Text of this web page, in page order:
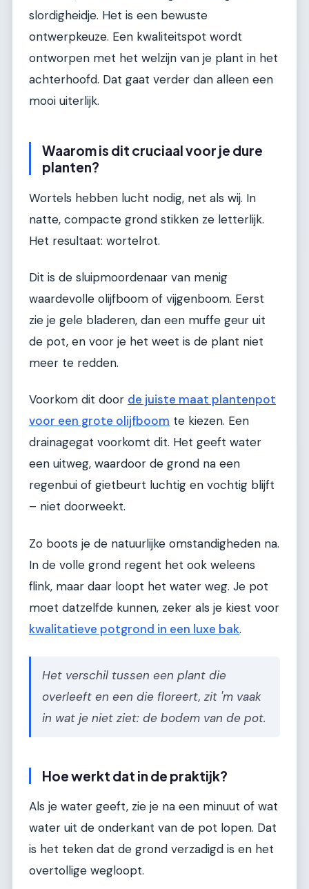
slordigheidje. Het is een bewuste
ontwerpkeuze. Een kwaliteitspot wordt
ontworpen met het welzijn van je plant in het
achterhoofd. Dat gaat verder dan alleen een
mooi uiterlijk.
Waarom is dit cruciaal voor je dure
planten?
Wortels hebben lucht nodig, net als wij. In
natte, compacte grond stikken ze letterlijk.
Het resultaat: wortelrot.
Dit is de sluipmoordenaar van menig
waardevolle olijfboom of vijgenboom. Eerst
zie je gele bladeren, dan een muffe geur uit
de pot, en voor je het weet is de plant niet
meer te redden.
Voorkom dit door de juiste maat plantenpot
voor een grote olijfboom te kiezen. Een
drainagegat voorkomt dit. Het geeft water
een uitweg, waardoor de grond na een
regenbui of gietbeurt luchtig en vochtig blijft
– niet doorweekt.
Zo boots je de natuurlijke omstandigheden na.
In de volle grond regent het ook weleens
flink, maar daar loopt het water weg. Je pot
moet datzelfde kunnen, zeker als je kiest voor
kwalitatieve potgrond in een luxe bak.
Het verschil tussen een plant die
overleeft en een die floreert, zit 'm vaak
in wat je niet ziet: de bodem van de pot.
Hoe werkt dat in de praktijk?
Als je water geeft, zie je na een minuut of wat
water uit de onderkant van de pot lopen. Dat
is het teken dat de grond verzadigd is en het
overtollige wegloopt.